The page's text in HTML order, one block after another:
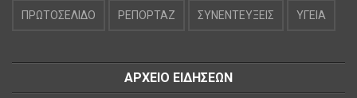
ΠΡΩΤΟΣΕΛΙΔΟ ΡΕΠΟΡΤΑΖ ΣΥΝΕΝΤΕΥΞΕΙΣ ΥΓΕΙΑ
ΑΡΧΕΙΟ ΕΙΔΗΣΕΩΝ